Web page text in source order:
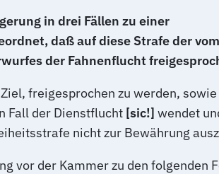
in drei Fällen zu einer
daß auf diese Strafe der
der Fahnenflucht
freigesprochen zu werden,
Fall der Dienstflucht [sic!] wendet
nicht zur Bewährung
vor der Kammer zu den folgenden